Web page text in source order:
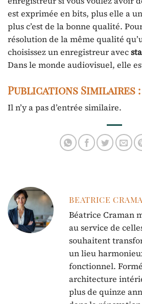
est exprimée en bits, plus elle a
plus c’est de la bonne qualité.
résolution de la même qualité
choisissez un enregistreur avec
Dans le monde audiovisuel, elle
Publications Similaires :
Il n’y a pas d’entrée similaire.
BEATRICE
Béatrice Craman
au service de
souhaitent
un lieu
fonctionnel.
architecture
plus de quinze